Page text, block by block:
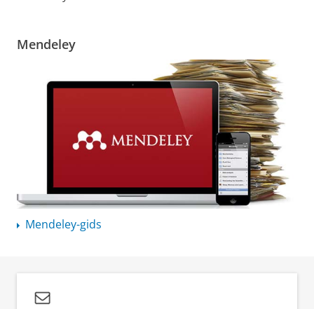
Mendeley
Mendeley-gids